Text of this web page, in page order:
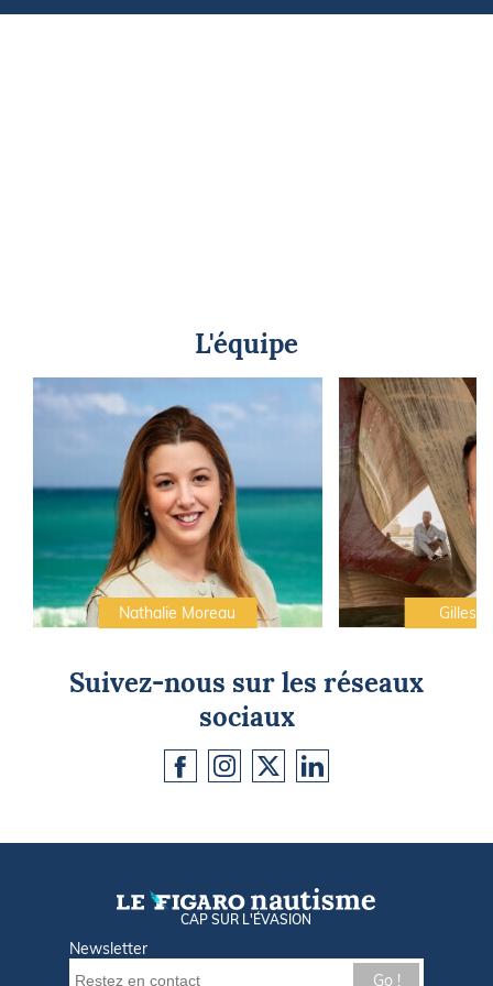
L'équipe
Nathalie Moreau Gilles
Suivez-nous sur les réseaux
sociaux
CAP SUR L'ÉVASION
Newsletter
Go !